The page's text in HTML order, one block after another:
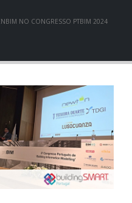
NO CONGRESSO PTBIM 2024